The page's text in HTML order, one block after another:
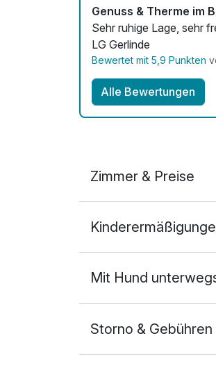
Genuss & Therme im
Sehr ruhige Lage, sehr
LG Gerlinde
Bewertet mit 5,9 Punkten
Alle Bewertungen
Zimmer & Preise
2 Erwachsene und 2 Kinder
Mit Hund
Storno & Gebühren